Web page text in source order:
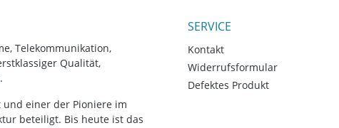
Telekommunikation,
Qualität,
einer der Pioniere im
beteiligt. Bis heute ist das
SERVICE
Kontakt
Widerrufsformular
Defektes Produkt